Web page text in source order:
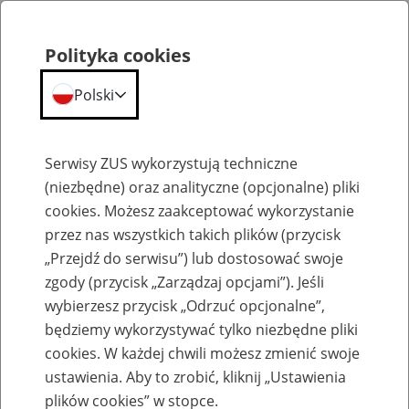
Emerytury
Baza zlikwidowanych lub
przekształconych zakładów pracy
Polityka cookies
Polski
Serwisy ZUS wykorzystują techniczne
(niezbędne) oraz analityczne (opcjonalne) pliki
cookies. Możesz zaakceptować wykorzystanie
przez nas wszystkich takich plików (przycisk
„Przejdź do serwisu”) lub dostosować swoje
zgody (przycisk „Zarządzaj opcjami”). Jeśli
wybierzesz przycisk „Odrzuć opcjonalne”,
będziemy wykorzystywać tylko niezbędne pliki
cookies. W każdej chwili możesz zmienić swoje
ustawienia. Aby to zrobić, kliknij „Ustawienia
plików cookies” w stopce.